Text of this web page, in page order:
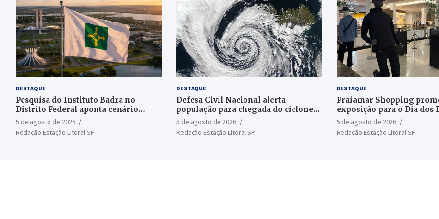
DESTAQUE
Pesquisa do Instituto Badra no
Distrito Federal aponta cenário
aberto para o Senado
5 de agosto de 2026
Redação Estação Litoral SP
DESTAQUE
Defesa Civil Nacional alerta
população para chegada do ciclone
bomba
5 de agosto de 2026
Redação Estação Litoral SP
DESTAQUE
Praiamar Shopping
exposição para o Dia dos
Santos
5 de agosto de 2026
Redação Estação Litoral SP